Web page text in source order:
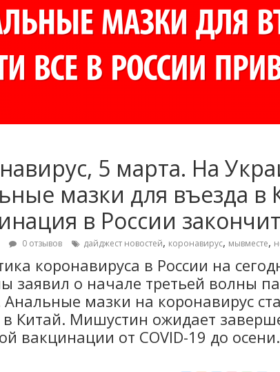
5 марта. На
мазки для въезда в
в России
0 отзывов дайджест новостей, коронавирус, мывместе,
коронавируса в России на
заявил о начале третьей волны
Анальные мазки на коронавирус
в Китай. Мишустин ожидает
вакцинации от COVID-19 до осени.